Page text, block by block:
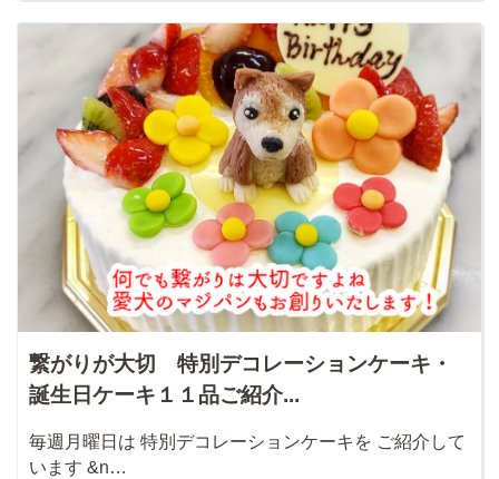
繋がりが大切 特別デコレーションケーキ・
誕生日ケーキ１１品ご紹介...
毎週月曜日は 特別デコレーションケーキを ご紹介して
います &n…